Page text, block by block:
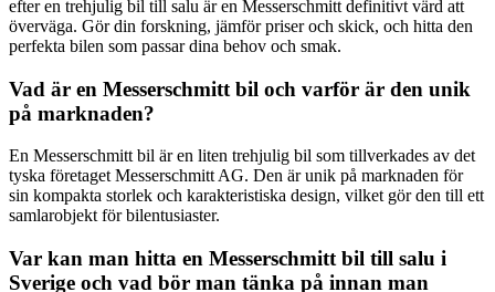
efter en trehjulig bil till salu är en Messerschmitt definitivt värd att
överväga. Gör din forskning, jämför priser och skick, och hitta den
perfekta bilen som passar dina behov och smak.
Vad är en Messerschmitt bil och varför är den unik
på marknaden?
En Messerschmitt bil är en liten trehjulig bil som tillverkades av det
tyska företaget Messerschmitt AG. Den är unik på marknaden för
sin kompakta storlek och karakteristiska design, vilket gör den till ett
samlarobjekt för bilentusiaster.
Var kan man hitta en Messerschmitt bil till salu i
Sverige och vad bör man tänka på innan man